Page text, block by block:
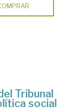
Tribunal
social